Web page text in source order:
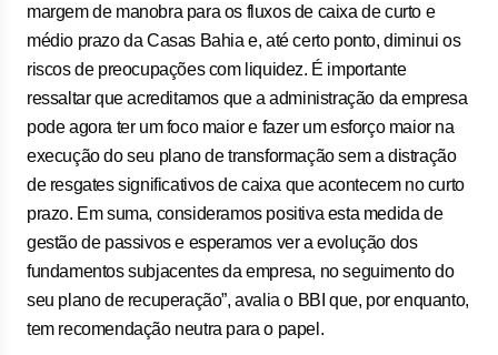
margem de manobra para os fluxos de caixa de curto e
médio prazo da Casas Bahia e, até certo ponto, diminui os
riscos de preocupações com liquidez. É importante
ressaltar que acreditamos que a administração da empresa
pode agora ter um foco maior e fazer um esforço maior na
execução do seu plano de transformação sem a distração
de resgates significativos de caixa que acontecem no curto
prazo. Em suma, consideramos positiva esta medida de
gestão de passivos e esperamos ver a evolução dos
fundamentos subjacentes da empresa, no seguimento do
seu plano de recuperação”, avalia o BBI que, por enquanto,
tem recomendação neutra para o papel.